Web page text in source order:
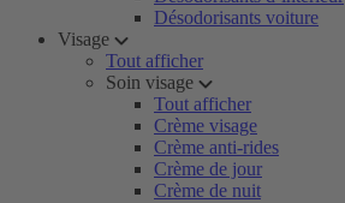
Désodorisants voiture
Visage
Tout afficher
Soin visage
Tout afficher
Crème visage
Crème anti-rides
Crème de jour
Crème de nuit